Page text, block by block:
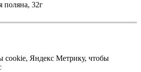
поляна, 32г
cookie, Яндекс Метрику, чтобы